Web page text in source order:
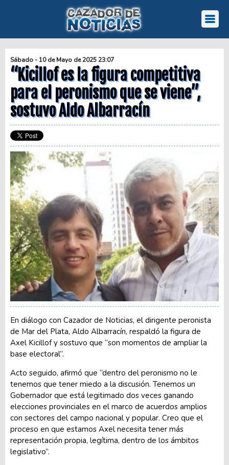
Sábado - 10 de Mayo de 2025 23:07
“Kicillof es la figura competitiva
para el peronismo que se viene”,
sostuvo Aldo Albarracín
En diálogo con Cazador de Noticias, el dirigente peronista
de Mar del Plata, Aldo Albarracín, respaldó la figura de
Axel Kicillof y sostuvo que “son momentos de ampliar la
base electoral”.
Acto seguido, afirmó que “dentro del peronismo no le
tenemos que tener miedo a la discusión. Tenemos un
Gobernador que está legitimado dos veces ganando
elecciones provinciales en el marco de acuerdos amplios
con sectores del campo nacional y popular. Creo que el
proceso en que estamos Axel necesita tener más
representación propia, legítima, dentro de los ámbitos
legislativo”.